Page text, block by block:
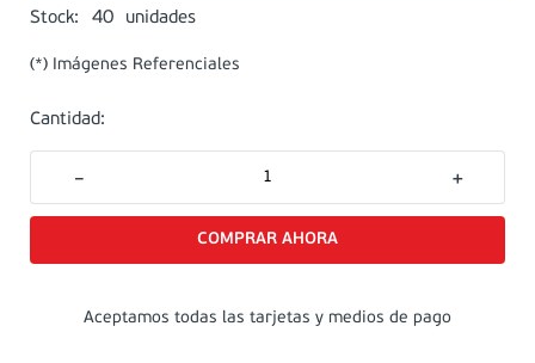
Stock: 40 unidades
(*) Imágenes Referenciales
Cantidad:
＋
－
Aceptamos todas las tarjetas y medios de pago